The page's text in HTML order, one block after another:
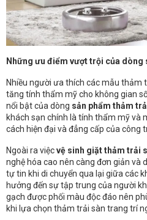
Những ưu điểm vượt trội của dòng
Nhiều người ưa thích các mẫu thảm
tăng tính thẩm mỹ cho không gian
nổi bật của dòng sản phẩm thảm
khách sạn chính là tính thẩm mỹ và
cách hiện đại và đẳng cấp của công
Ngoài ra việcvệ sinh giặt thảm trải
nghệ hóa cao nên càng đơn giản và
tự tin khi di chuyển qua lại giữa các
hưởng đến sự tập trung của người
gạch được phối màu độc đáo nên
khi lựa chọn thảm trải sàn trang trí